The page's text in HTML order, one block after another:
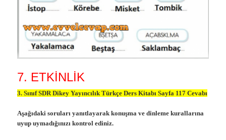
7. ETKİNLİK
3. Sınıf SDR Dikey Yayıncılık Türkçe Ders Kitabı Sayfa 117 Cevabı
Aşağıdaki soruları yanıtlayarak konuşma ve dinleme kurallarına
uyup uymadığınızı kontrol ediniz.